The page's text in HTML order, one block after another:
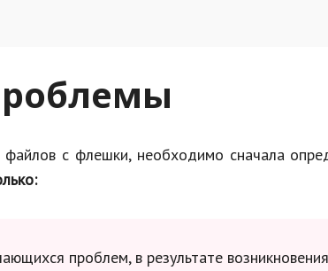
с флешки, необходимо сначала
проблем, в результате возникновения